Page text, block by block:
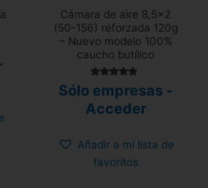
Cámara de aire 8,5×2
(50-156) reforzada 120g
– Nuevo modelo 100%
caucho butílico
con
de 5
Sólo empresas -
Acceder
Añadir a mi lista de
favoritos